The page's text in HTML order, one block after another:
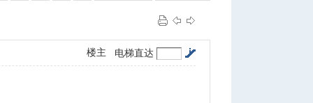
电梯直达
楼主